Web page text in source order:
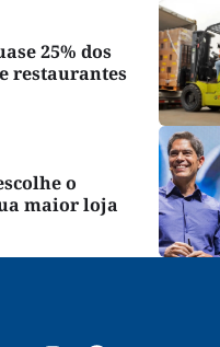
25% dos
restaurantes
o
maior loja